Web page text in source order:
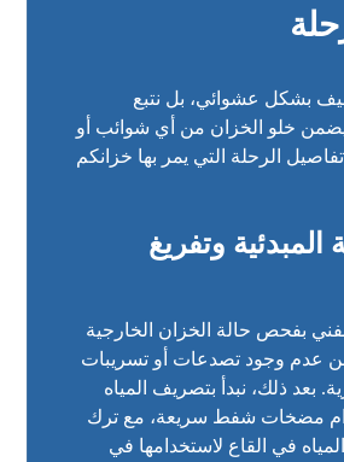
بشكل عشوائي، بل نتبع
يضمن خلو الخزان من أي شوائب أو
الرحلة التي يمر بها خزانكم
المبدئية وتفريغ
بفحص حالة الخزان الخارجية
من عدم وجود تصدعات أو تسريبات
بعد ذلك، نبدأ بتصريف المياه
مضخات شفط سريعة، مع ترك
في القاع لاستخدامها في